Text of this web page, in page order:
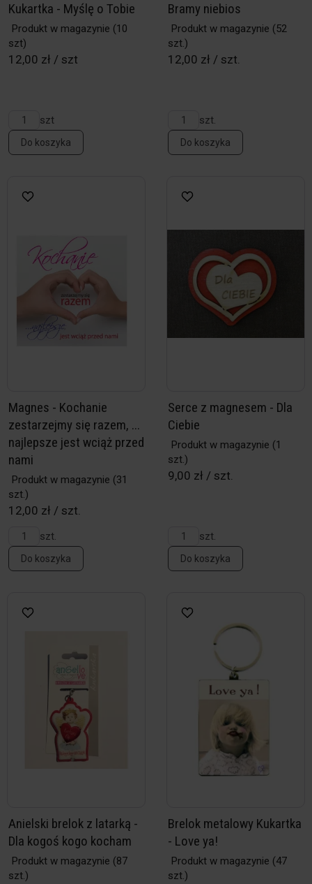
Kukartka - Myślę o Tobie
Produkt w magazynie (10
szt)
12,00 zł / szt
szt
Do koszyka
Bramy niebios
Produkt w magazynie (52
szt.)
12,00 zł / szt.
szt.
Do koszyka
Magnes - Kochanie
zestarzejmy się razem, ...
najlepsze jest wciąż przed
nami
Produkt w magazynie (31
szt.)
12,00 zł / szt.
szt.
Do koszyka
Serce z magnesem - Dla
Ciebie
Produkt w magazynie (1
szt.)
9,00 zł / szt.
szt.
Do koszyka
Anielski brelok z latarką -
Dla kogoś kogo kocham
Produkt w magazynie (87
szt.)
Brelok metalowy Kukartka
- Love ya!
Produkt w magazynie (47
szt.)